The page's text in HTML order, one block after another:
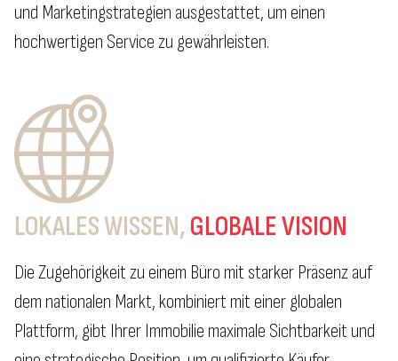
und Marketingstrategien ausgestattet, um einen
hochwertigen Service zu gewährleisten.
LOKALES WISSEN,GLOBALE VISION
Die Zugehörigkeit zu einem Büro mit starker Präsenz auf
dem nationalen Markt, kombiniert mit einer globalen
Plattform, gibt Ihrer Immobilie maximale Sichtbarkeit und